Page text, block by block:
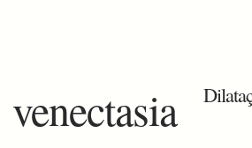
venectasia